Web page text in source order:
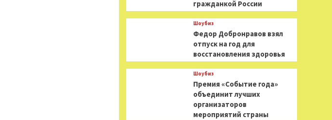
гражданкой России
Шоубиз
Федор Добронравов взял
отпуск на год для
восстановления здоровья
Шоубиз
Премия «Событие года»
объединит лучших
организаторов
мероприятий страны